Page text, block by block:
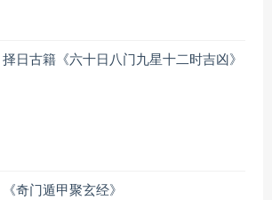
择日古籍《六十日八门九星十二时吉凶》
《奇门遁甲聚玄经》